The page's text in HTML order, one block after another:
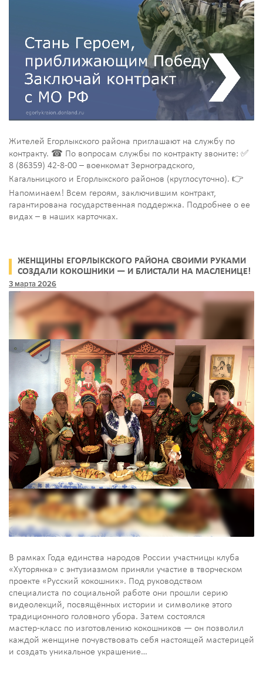
Жителей Егорлыкского района приглашают на службу по
контракту. ☎ По вопросам службы по контракту звоните: ✅
8 (86359) 42-8-00 – военкомат Зерноградского,
Кагальницкого и Егорлыкского районов (круглосуточно). 👉
Напоминаем! Всем героям, заключившим контракт,
гарантирована государственная поддержка. Подробнее о ее
видах – в наших карточках.
ЖЕНЩИНЫ ЕГОРЛЫКСКОГО РАЙОНА СВОИМИ РУКАМИ
СОЗДАЛИ КОКОШНИКИ — И БЛИСТАЛИ НА МАСЛЕНИЦЕ!
3 марта 2026
В рамках Года единства народов России участницы клуба
«Хуторянка» с энтузиазмом приняли участие в творческом
проекте «Русский кокошник». Под руководством
специалиста по социальной работе они прошли серию
видеолекций, посвящённых истории и символике этого
традиционного головного убора. Затем состоялся
мастер‑класс по изготовлению кокошников — он позволил
каждой женщине почувствовать себя настоящей мастерицей
и создать уникальное украшение…